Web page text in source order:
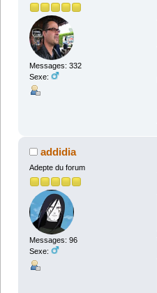
Messages: 332
Sexe:
addidia
Adepte du forum
Messages: 96
Sexe: